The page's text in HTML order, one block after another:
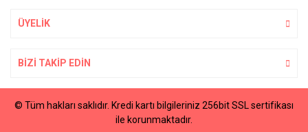
ÜYELİK
BİZİ TAKİP EDİN
© Tüm hakları saklıdır. Kredi kartı bilgileriniz 256bit SSL sertifikası
ile korunmaktadır.